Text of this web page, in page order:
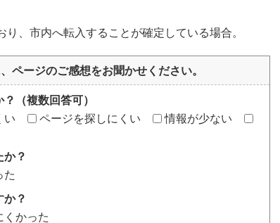
、市内へ転入することが確定している場合。
ページのご感想をお聞かせください。
（複数回答可）
い ページを探しにくい
情報が少ない
か？
た
か？
くかった